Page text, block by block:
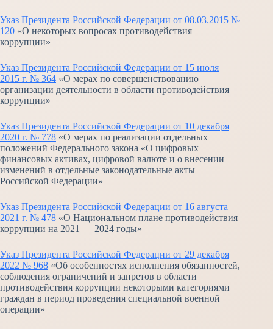
Указ Президента Российской Федерации от 08.03.2015 №
120 «О некоторых вопросах противодействия
коррупции»
Указ Президента Российской Федерации от 15 июля
2015 г. № 364 «О мерах по совершенствованию
организации деятельности в области противодействия
коррупции»
Указ Президента Российской Федерации от 10 декабря
2020 г. № 778 «О мерах по реализации отдельных
положений Федерального закона «О цифровых
финансовых активах, цифровой валюте и о внесении
изменений в отдельные законодательные акты
Российской Федерации»
Указ Президента Российской Федерации от 16 августа
2021 г. № 478 «О Национальном плане противодействия
коррупции на 2021 — 2024 годы»
Указ Президента Российской Федерации от 29 декабря
2022 № 968 «Об особенностях исполнения обязанностей,
соблюдения ограничений и запретов в области
противодействия коррупции некоторыми категориями
граждан в период проведения специальной военной
операции»